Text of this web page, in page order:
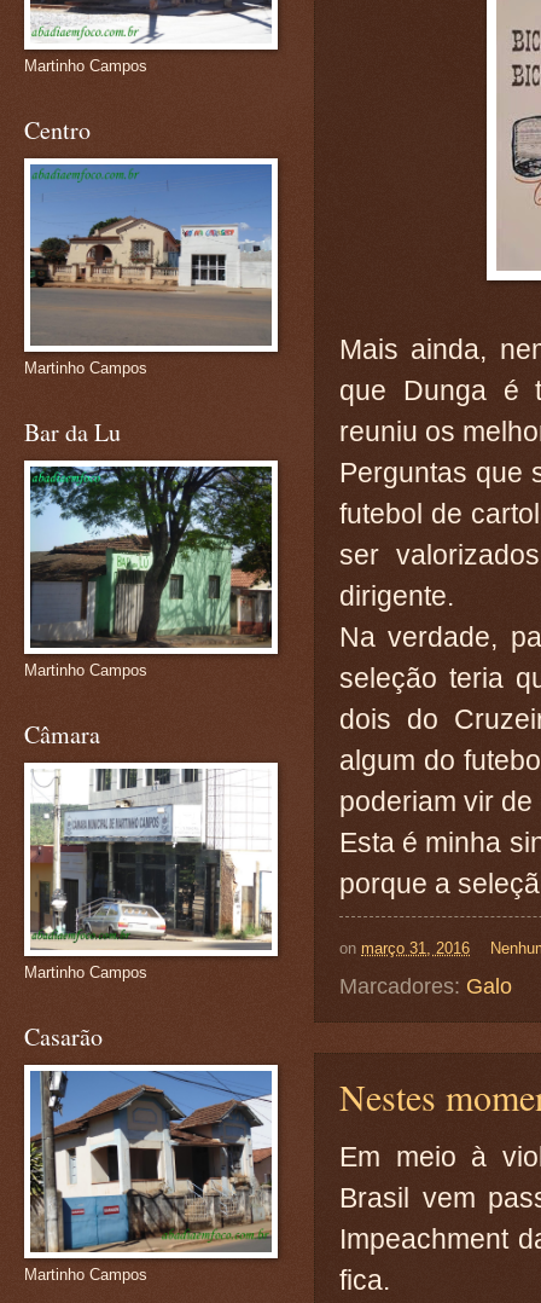
Mais ainda,
que Dunga é
reuniu os
Perguntas que
futebol de
ser
dirigente.
Na verdade,
seleção teria
dois do
algum do
poderiam vir
Esta é minha
porque a
on março 31, 2016
Marcadores: Galo
Nestes
Em meio à
Brasil vem
Impeachment
fica.
Martinho Campos
Centro
Martinho Campos
Bar da Lu
Martinho Campos
Câmara
Martinho Campos
Casarão
Martinho Campos